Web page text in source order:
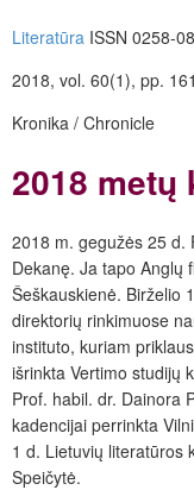
Literatūra ISSN 0258-
2018, vol. 60(1), pp.
Kronika / Chronicle
2018 metų
2018 m. gegužės 25 d.
Dekanę. Ja tapo Anglų
Šeškauskienė. Birželio
direktorių rinkimuose
instituto, kuriam
išrinkta Vertimo studijų
Prof. habil. dr. Dainora
kadencijai perrinkta
1 d. Lietuvių literatūros
Speičytė.